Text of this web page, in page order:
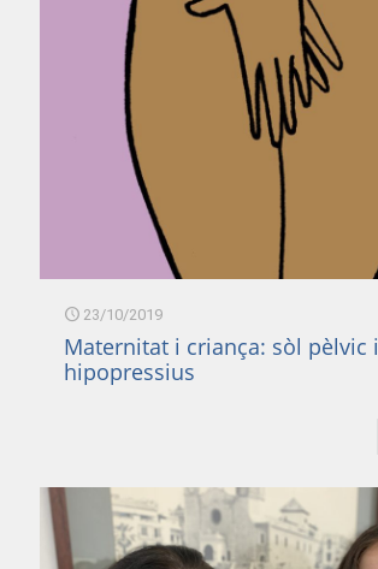
23/10/2019
Maternitat i criança: sòl pèlvic i
hipopressius